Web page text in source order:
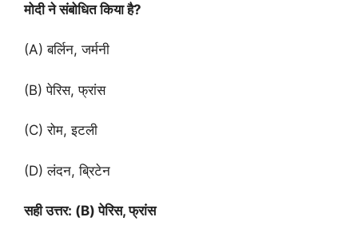
मोदी ने संबोधित किया है?
(A) बर्लिन, जर्मनी
(B) पेरिस, फ्रांस
(C) रोम, इटली
(D) लंदन, ब्रिटेन
सही उत्तर: (B) पेरिस, फ्रांस